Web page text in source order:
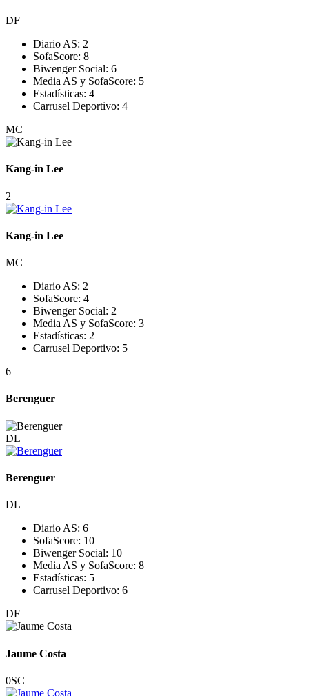
DF
Diario AS: 2
SofaScore: 8
Biwenger Social: 6
Media AS y SofaScore: 5
Estadísticas: 4
Carrusel Deportivo: 4
MC
Kang-in Lee
2
Kang-in Lee
MC
Diario AS: 2
SofaScore: 4
Biwenger Social: 2
Media AS y SofaScore: 3
Estadísticas: 2
Carrusel Deportivo: 5
6
Berenguer
DL
Berenguer
DL
Diario AS: 6
SofaScore: 10
Biwenger Social: 10
Media AS y SofaScore: 8
Estadísticas: 5
Carrusel Deportivo: 6
DF
Jaume Costa
0SC